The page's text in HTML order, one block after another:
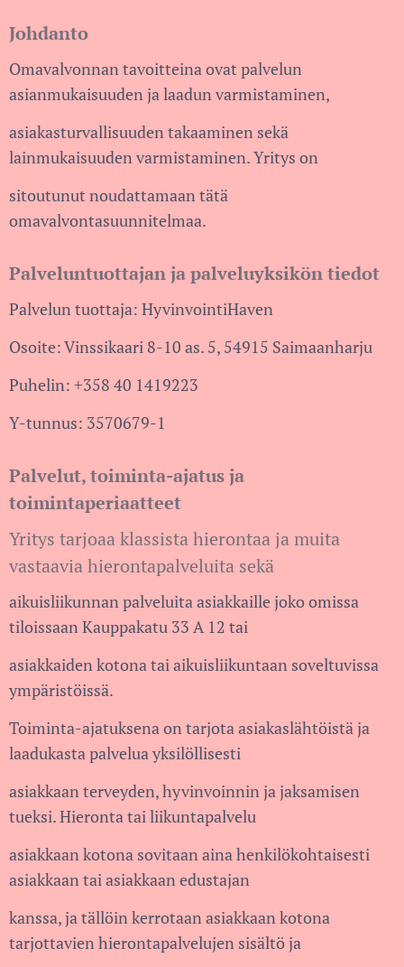
Johdanto
Omavalvonnan tavoitteina ovat palvelun
asianmukaisuuden ja laadun varmistaminen,
asiakasturvallisuuden takaaminen sekä
lainmukaisuuden varmistaminen. Yritys on
sitoutunut noudattamaan tätä
omavalvontasuunnitelmaa.
Palveluntuottajan ja palveluyksikön tiedot
Palvelun tuottaja: HyvinvointiHaven
Osoite: Vinssikaari 8-10 as. 5, 54915 Saimaanharju
Puhelin: +358 40 1419223
Y-tunnus: 3570679-1
Palvelut, toiminta-ajatus ja
toimintaperiaatteet
Yritys tarjoaa klassista hierontaa ja muita
vastaavia hierontapalveluita sekä
aikuisliikunnan palveluita asiakkaille joko omissa
tiloissaan Kauppakatu 33 A 12 tai
asiakkaiden kotona tai aikuisliikuntaan soveltuvissa
ympäristöissä.
Toiminta-ajatuksena on tarjota asiakaslähtöistä ja
laadukasta palvelua yksilöllisesti
asiakkaan terveyden, hyvinvoinnin ja jaksamisen
tueksi. Hieronta tai liikuntapalvelu
asiakkaan kotona sovitaan aina henkilökohtaisesti
asiakkaan tai asiakkaan edustajan
kanssa, ja tällöin kerrotaan asiakkaan kotona
tarjottavien hierontapalvelujen sisältö ja